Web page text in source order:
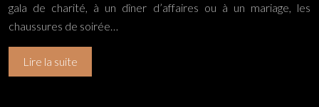
gala de charité, à un dîner d’affaires ou à un mariage, les
chaussures de soirée…
Lire la suite